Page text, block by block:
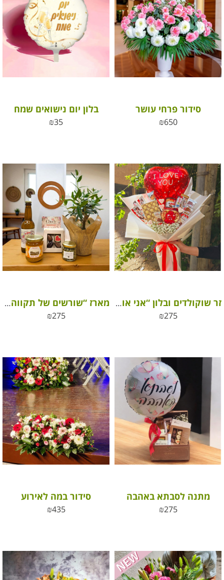
סידור פרחי עושר
₪650
בלון יום נישואים שמח
₪35
זר שוקולדים ובלון “אני אוהב/ת אותך” – מתנה מושלמת ליום האהבה
₪275
מארז “שורשים של תקווה” מתנה עם ערך חברתי
₪275
מתנה לסבתא באהבה
₪275
סידור במה לאירוע
₪435